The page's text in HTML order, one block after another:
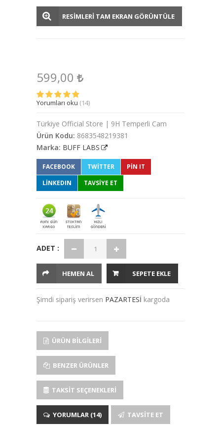
RESİMLERİ TAM EKRAN GÖRÜNTÜLE
599,00
Yorumları oku (14)
Türkiye Official Store | 9H Temperli Cam
Ürün Kodu: 8683548219381
Marka: BUFF LABS
FACEBOOK TWITTER
PIN IT
LINKEDIN
TAVSİYE ET
ADET :
HEMEN AL SEPETE EKLE
Şimdi sipariş verirsen PAZARTESİ kargoda
ÜRÜN BILGILERI
BENZER ÜRÜNLER
TAKSIT SEÇENEKLERI
YORUMLAR (14) TAVSITE ET